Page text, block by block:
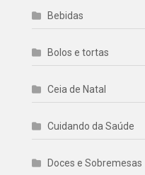
Bebidas
Bolos e tortas
Ceia de Natal
Cuidando da Saúde
Doces e Sobremesas